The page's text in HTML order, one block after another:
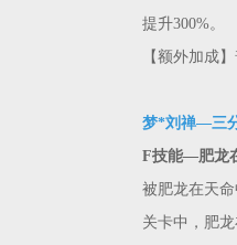
提升300%。
【额外加成
梦*刘禅—三
F技能—肥龙
被肥龙在天
关卡中，肥